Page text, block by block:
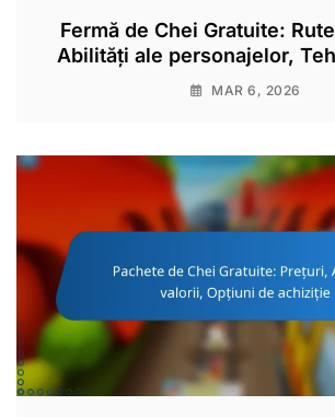
Fermă de Chei Gratuite:
Abilități ale personajelor,
MAR 6, 2026